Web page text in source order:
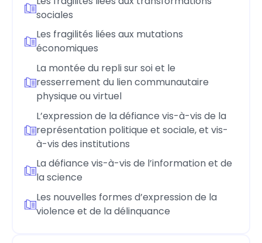
sociales
Les fragilités liées aux mutations
économiques
La montée du repli sur soi et le
resserrement du lien communautaire
physique ou virtuel
L’expression de la défiance vis-à-vis de la
représentation politique et sociale, et vis-
à-vis des institutions
La défiance vis-à-vis de l’information et de
la science
Les nouvelles formes d’expression de la
violence et de la délinquance